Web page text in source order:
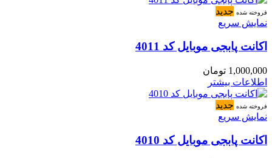
فروخته شده جدید
نمایش سریع
اکانت پابجی موبایل کد 4011
1,000,000 تومان
اطلاعات بیشتر
فروخته شده جدید
نمایش سریع
اکانت پابجی موبایل کد 4010